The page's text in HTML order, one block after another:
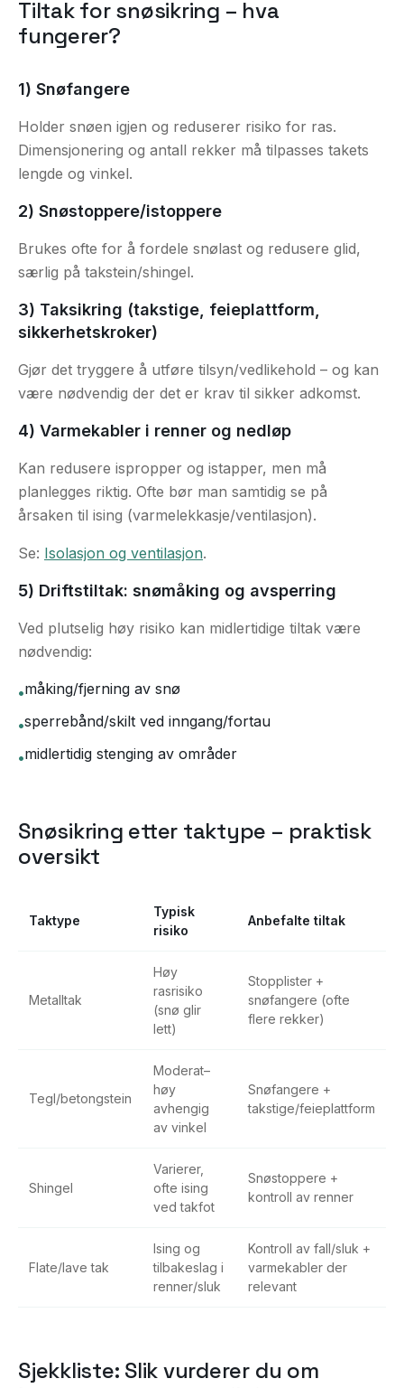
Tiltak for snøsikring – hva
fungerer?
1) Snøfangere
Holder snøen igjen og reduserer risiko for ras.
Dimensjonering og antall rekker må tilpasses takets
lengde og vinkel.
2) Snøstoppere/istoppere
Brukes ofte for å fordele snølast og redusere glid,
særlig på takstein/shingel.
3) Taksikring (takstige, feieplattform,
sikkerhetskroker)
Gjør det tryggere å utføre tilsyn/vedlikehold – og kan
være nødvendig der det er krav til sikker adkomst.
4) Varmekabler i renner og nedløp
Kan redusere ispropper og istapper, men må
planlegges riktig. Ofte bør man samtidig se på
årsaken til ising (varmelekkasje/ventilasjon).
Se: Isolasjon og ventilasjon.
5) Driftstiltak: snømåking og avsperring
Ved plutselig høy risiko kan midlertidige tiltak være
nødvendig:
•måking/fjerning av snø
•sperrebånd/skilt ved inngang/fortau
•midlertidig stenging av områder
Snøsikring etter taktype – praktisk
oversikt
Taktype
Typisk
risiko
Anbefalte tiltak
Metalltak
Høy
rasrisiko
(snø glir
lett)
Stopplister +
snøfangere (ofte
flere rekker)
Tegl/betongstein
Moderat–
høy
avhengig
av vinkel
Snøfangere +
takstige/feieplattform
Shingel
Varierer,
ofte ising
ved takfot
Snøstoppere +
kontroll av renner
Flate/lave tak
Ising og
tilbakeslag i
renner/sluk
Kontroll av fall/sluk +
varmekabler der
relevant
Sjekkliste: Slik vurderer du om